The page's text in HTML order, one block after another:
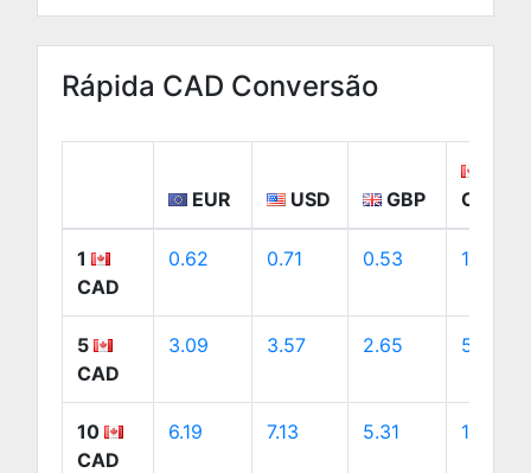
Rápida CAD Conversão
EUR USD GBP CAD
1
CAD
0.62 0.71 0.53 1
5
CAD
3.09 3.57 2.65 5
10
CAD
6.19 7.13 5.31 10